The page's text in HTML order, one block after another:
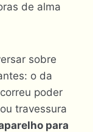
de alma
sobre
o da
poder
travessura
para